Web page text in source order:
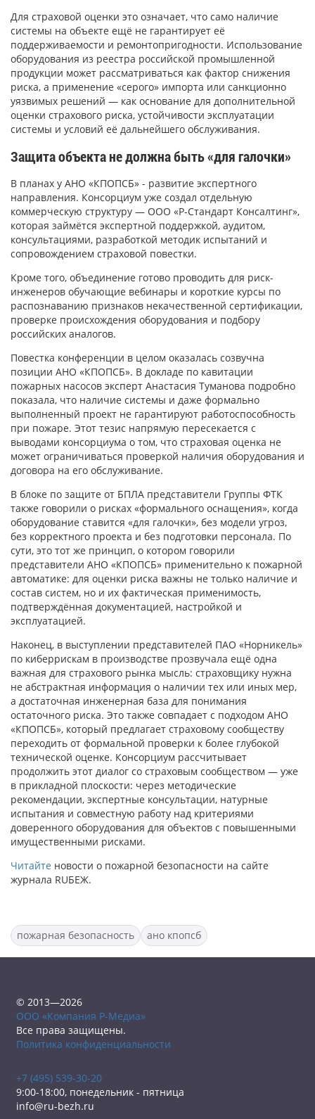
Для страховой оценки это означает, что само наличие
системы на объекте ещё не гарантирует её
поддерживаемости и ремонтопригодности. Использование
оборудования из реестра российской промышленной
продукции может рассматриваться как фактор снижения
риска, а применение «серого» импорта или санкционно
уязвимых решений — как основание для дополнительной
оценки страхового риска, устойчивости эксплуатации
системы и условий её дальнейшего обслуживания.
Защита объекта не должна быть «для галочки»
В планах у АНО «КПОПСБ» - развитие экспертного
направления. Консорциум уже создал отдельную
коммерческую структуру — ООО «Р-Стандарт Консалтинг»,
которая займётся экспертной поддержкой, аудитом,
консультациями, разработкой методик испытаний и
сопровождением страховой повестки.
Кроме того, объединение готово проводить для риск-
инженеров обучающие вебинары и короткие курсы по
распознаванию признаков некачественной сертификации,
проверке происхождения оборудования и подбору
российских аналогов.
Повестка конференции в целом оказалась созвучна
позиции АНО «КПОПСБ». В докладе по кавитации
пожарных насосов эксперт Анастасия Туманова подробно
показала, что наличие системы и даже формально
выполненный проект не гарантируют работоспособность
при пожаре. Этот тезис напрямую пересекается с
выводами консорциума о том, что страховая оценка не
может ограничиваться проверкой наличия оборудования и
договора на его обслуживание.
В блоке по защите от БПЛА представители Группы ФТК
также говорили о рисках «формального оснащения», когда
оборудование ставится «для галочки», без модели угроз,
без корректного проекта и без подготовки персонала. По
сути, это тот же принцип, о котором говорили
представители АНО «КПОПСБ» применительно к пожарной
автоматике: для оценки риска важны не только наличие и
состав систем, но и их фактическая применимость,
подтверждённая документацией, настройкой и
эксплуатацией.
Наконец, в выступлении представителей ПАО «Норникель»
по киберрискам в производстве прозвучала ещё одна
важная для страхового рынка мысль: страховщику нужна
не абстрактная информация о наличии тех или иных мер,
а достаточная инженерная база для понимания
остаточного риска. Это также совпадает с подходом АНО
«КПОПСБ», который предлагает страховому сообществу
переходить от формальной проверки к более глубокой
технической оценке. Консорциум рассчитывает
продолжить этот диалог со страховым сообществом — уже
в прикладной плоскости: через методические
рекомендации, экспертные консультации, натурные
испытания и совместную работу над критериями
доверенного оборудования для объектов с повышенными
имущественными рисками.
Читайте новости о пожарной безопасности на сайте
журнала RUБЕЖ.
пожарная безопасность ано кпопсб
© 2013—2026
ООО «Компания Р-Медиа»
Все права защищены.
Политика конфиденциальности
+7 (495) 539-30-20
9:00-18:00, понедельник - пятница
info@ru-bezh.ru